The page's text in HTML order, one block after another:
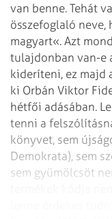
van benne. Tehát
összefoglaló neve,
magyart«. Azt
tulajdonban van-e
kideríteni, ez majd
ki Orbán Viktor
hétfői adásában.
tenni a
könyvet, sem
Demokrata), sem
sem gyümölcsöt